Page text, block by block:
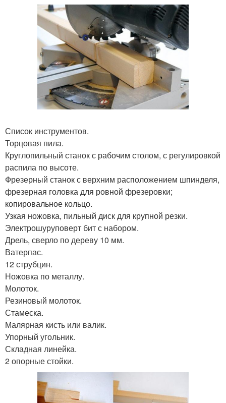
Список инструментов.
Торцовая пила.
Круглопильный станок с рабочим столом, с регулировкой
распила по высоте.
Фрезерный станок с верхним расположением шпинделя,
фрезерная головка для ровной фрезеровки;
копировальное кольцо.
Узкая ножовка, пильный диск для крупной резки.
Электрошуруповерт бит с набором.
Дрель, сверло по дереву 10 мм.
Ватерпас.
12 струбцин.
Ножовка по металлу.
Молоток.
Резиновый молоток.
Стамеска.
Малярная кисть или валик.
Упорный угольник.
Складная линейка.
2 опорные стойки.